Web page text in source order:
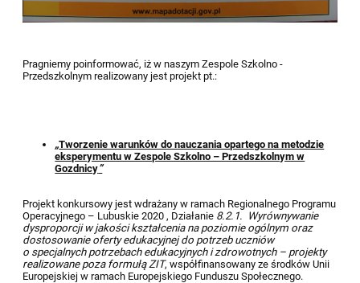
Pragniemy poinformować, iż w naszym Zespole Szkolno -
Przedszkolnym realizowany jest projekt pt.:
„Tworzenie warunków do nauczania opartego na metodzie
eksperymentu w Zespole Szkolno – Przedszkolnym w
Gozdnicy”
Projekt konkursowy jest wdrażany w ramach Regionalnego Programu
Operacyjnego – Lubuskie 2020 , Działanie 8.2.1. Wyrównywanie
dysproporcji w jakości kształcenia na poziomie ogólnym oraz
dostosowanie oferty edukacyjnej do potrzeb uczniów
o specjalnych potrzebach edukacyjnych i zdrowotnych – projekty
realizowane poza formułą ZIT, współfinansowany ze środków Unii
Europejskiej w ramach Europejskiego Funduszu Społecznego.